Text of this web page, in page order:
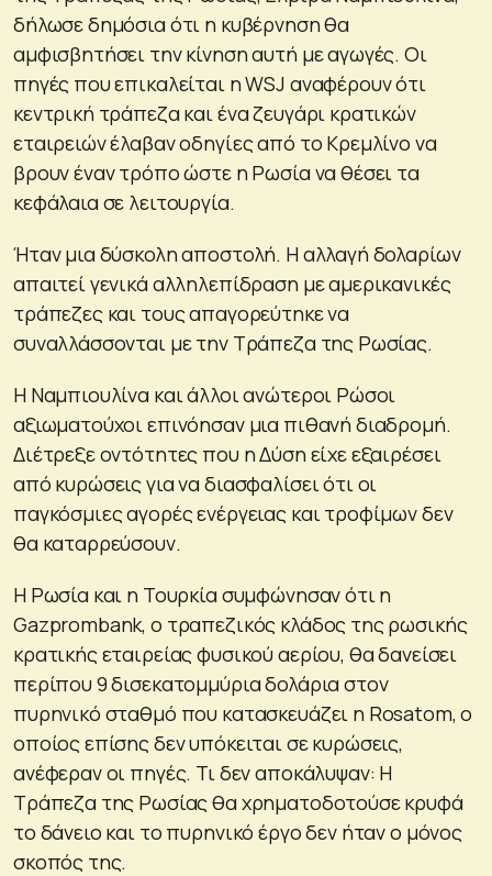
δήλωσε δημόσια ότι η κυβέρνηση θα
αμφισβητήσει την κίνηση αυτή με αγωγές. Οι
πηγές που επικαλείται η WSJ αναφέρουν ότι
κεντρική τράπεζα και ένα ζευγάρι κρατικών
εταιρειών έλαβαν οδηγίες από το Κρεμλίνο να
βρουν έναν τρόπο ώστε η Ρωσία να θέσει τα
κεφάλαια σε λειτουργία.
Ήταν μια δύσκολη αποστολή. Η αλλαγή δολαρίων
απαιτεί γενικά αλληλεπίδραση με αμερικανικές
τράπεζες και τους απαγορεύτηκε να
συναλλάσσονται με την Τράπεζα της Ρωσίας.
Η Ναμπιουλίνα και άλλοι ανώτεροι Ρώσοι
αξιωματούχοι επινόησαν μια πιθανή διαδρομή.
Διέτρεξε οντότητες που η Δύση είχε εξαιρέσει
από κυρώσεις για να διασφαλίσει ότι οι
παγκόσμιες αγορές ενέργειας και τροφίμων δεν
θα καταρρεύσουν.
Η Ρωσία και η Τουρκία συμφώνησαν ότι η
Gazprombank, ο τραπεζικός κλάδος της ρωσικής
κρατικής εταιρείας φυσικού αερίου, θα δανείσει
περίπου 9 δισεκατομμύρια δολάρια στον
πυρηνικό σταθμό που κατασκευάζει η Rosatom, ο
οποίος επίσης δεν υπόκειται σε κυρώσεις,
ανέφεραν οι πηγές. Τι δεν αποκάλυψαν: Η
Τράπεζα της Ρωσίας θα χρηματοδοτούσε κρυφά
το δάνειο και το πυρηνικό έργο δεν ήταν ο μόνος
σκοπός της.